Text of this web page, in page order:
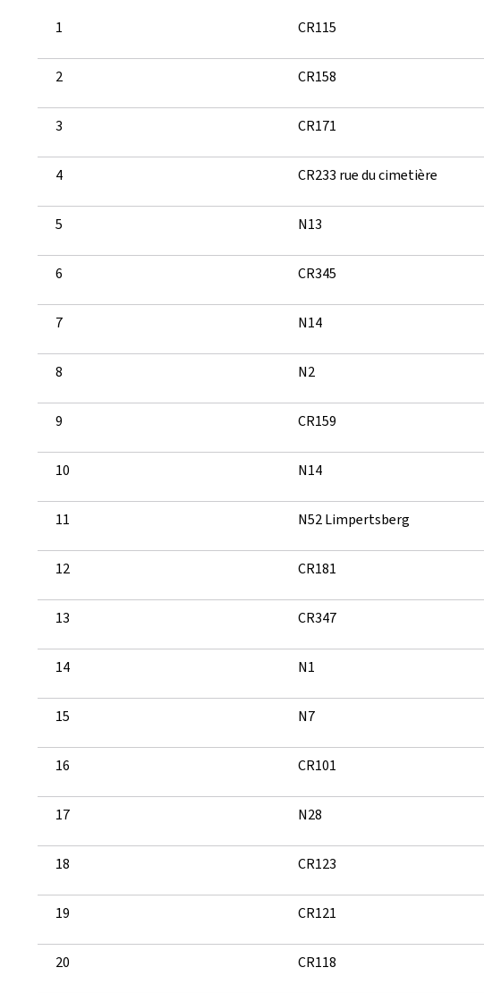
1 CR115
2 CR158
3 CR171
4 CR233 rue du cimetière
5 N13
6 CR345
7 N14
8 N2
9 CR159
10 N14
11 N52 Limpertsberg
12 CR181
13 CR347
14 N1
15 N7
16 CR101
17 N28
18 CR123
19 CR121
20 CR118